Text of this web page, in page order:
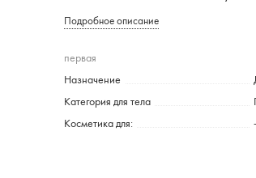
Подробное описание
первая
Назначение
Категория для тела
Косметика для: